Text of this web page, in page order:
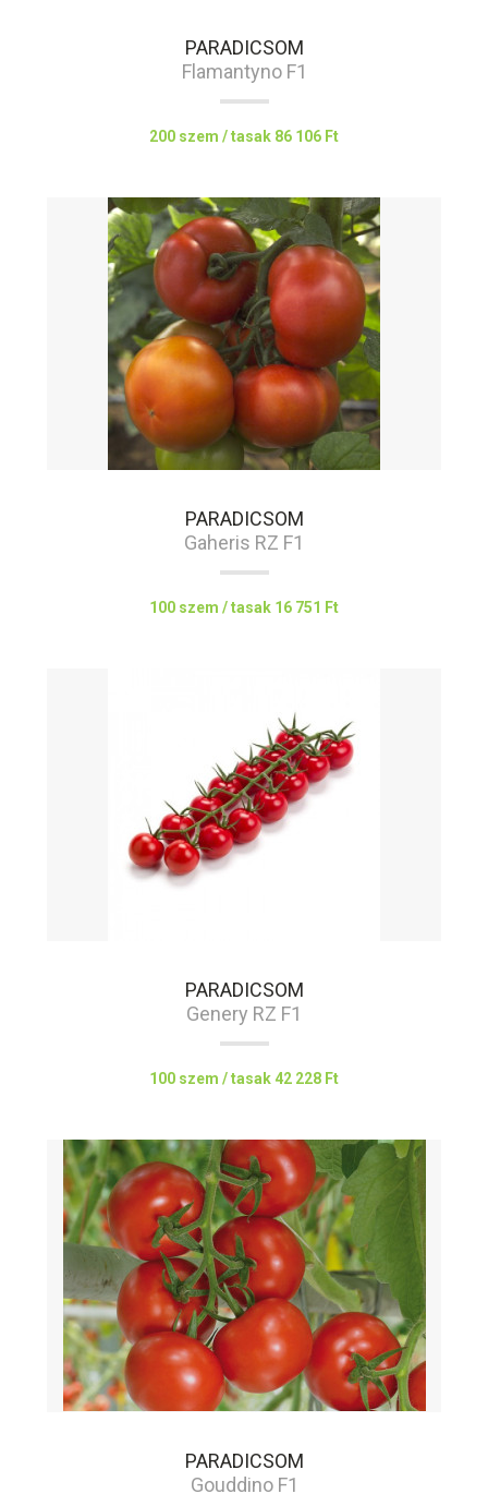
PARADICSOM
Flamantyno F1
200 szem / tasak 86 106 Ft
PARADICSOM
Gaheris RZ F1
100 szem / tasak 16 751 Ft
PARADICSOM
Genery RZ F1
100 szem / tasak 42 228 Ft
PARADICSOM
Gouddino F1